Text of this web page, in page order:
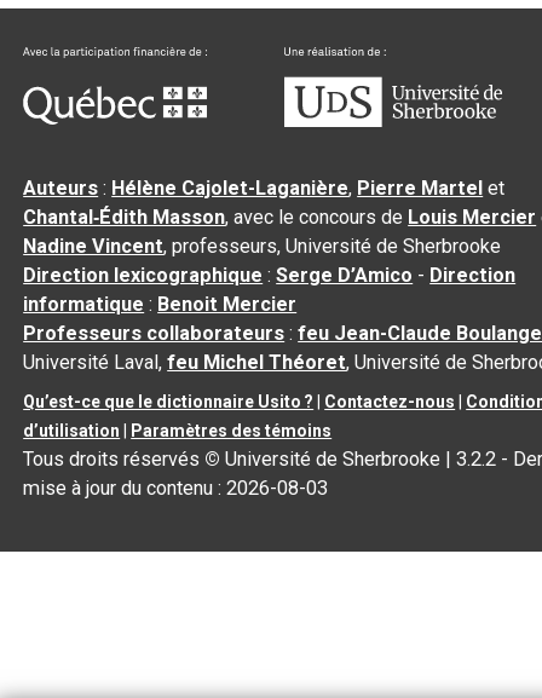
Auteurs : Hélène Cajolet-Laganière, Pierre Martel et
Chantal‑Édith Masson, avec le concours de Louis Mercier
Nadine Vincent, professeurs, Université de Sherbrooke
Direction lexicographique :Serge D’Amico - Direction
informatique : Benoit Mercier
Professeurs collaborateurs :feu Jean-Claude
Université Laval,feu Michel Théoret, Université de
Qu’est-ce que le dictionnaire Usito ? Contactez-nous
d’utilisation
Paramètres des témoins
Tous droits réservés © Université de Sherbrooke |3.2.2 -
mise à jour du contenu :2026-08-03